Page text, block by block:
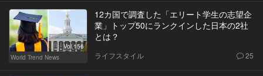
Vol.156
World Trend News
12カ国で調査した「エリート学生の志望企
業」トップ50にランクインした日本の2社
とは？
ライフスタイル 25